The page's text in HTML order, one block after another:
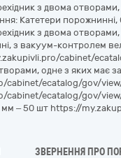
з двома
Катетери
з двома
з вакуум-контролем
cabinet/
одне з яких має
ecatalog/gov/
ecatalog/gov/
мм – 50 шт https://
ЗВЕРНЕННЯ ПРО